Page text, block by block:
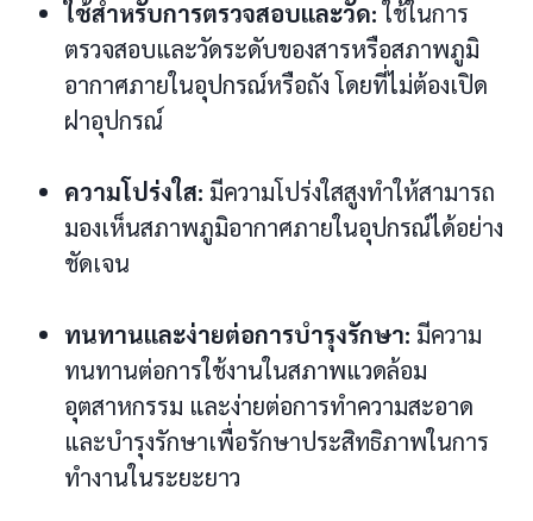
ใช้สำหรับการตรวจสอบและวัด:ใช้ในการ
ตรวจสอบและวัดระดับของสารหรือสภาพภูมิ
อากาศภายในอุปกรณ์หรือถัง โดยที่ไม่ต้องเปิด
ฝาอุปกรณ์
ความโปร่งใส: มีความโปร่งใสสูงทำให้สามารถ
มองเห็นสภาพภูมิอากาศภายในอุปกรณ์ได้อย่าง
ชัดเจน
ทนทานและง่ายต่อการบำรุงรักษา: มีความ
ทนทานต่อการใช้งานในสภาพแวดล้อม
อุตสาหกรรม และง่ายต่อการทำความสะอาด
และบำรุงรักษาเพื่อรักษาประสิทธิภาพในการ
ทำงานในระยะยาว